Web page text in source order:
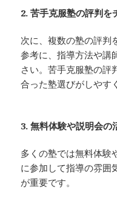
2. 苦手克服塾の評判を
次に、複数の塾の評判
参考に、指導方法や講
さい。苦手克服塾の評
合った塾選びがしやす
3. 無料体験や説明会の
多くの塾では無料体験
に参加して指導の雰囲
が重要です。